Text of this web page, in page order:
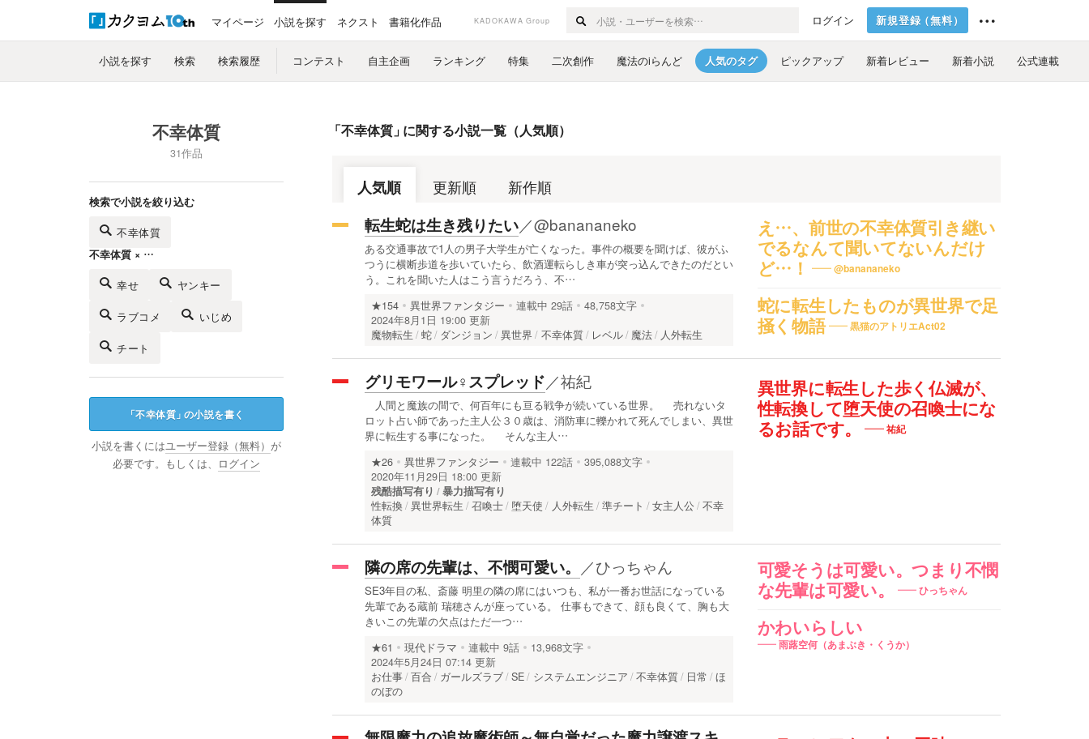
マイページ 小説を探す ネクスト 書籍化作品 KADOKAWA Group ログイン 新規登録（無料）
小説を探す 検索 検索履歴 コンテスト 自主企画 ランキング 特集 二次創作 魔法のiらんど 人気のタグ ピックアップ 新着レビュー 新着小説 公式連載
不幸体質
31作品
検索で小説を絞り込む
不幸体質
不幸体質 × …
幸せ ヤンキー
ラブコメ いじめ
チート
「不幸体質 」の小説を書く
小説を書くにはユーザー登録（無料） が
必要です。もしくは、
ログイン
「不幸体質 」に関する小説一覧（人気順）
人気順 更新順 新作順
え…、前世の不幸体質引き継い
でるなんて聞いてないんだけ
ど…！
@banananeko
蛇に転生したものが異世界で足
掻く物語
黒猫のアトリエAct02
転生蛇は生き残りたい／@banananeko
ある交通事故で1人の男子大学生が亡くなった。事件の概要を聞けば、彼がふ
つうに横断歩道を歩いていたら、飲酒運転らしき車が突っ込んできたのだとい
う。これを聞いた人はこう言うだろう、不…
★154 異世界ファンタジー 連載中 29話
48,758文字
2024年8月1日 19:00 更新
魔物転生
蛇 ダンジョン 異世界 不幸体質 レベル 魔法 人外転生
異世界に転生した歩く仏滅が、
性転換して堕天使の召喚士にな
るお話です。
祐紀
グリモワール♀スプレッド／祐紀
人間と魔族の間で、何百年にも亘る戦争が続いている世界。 売れないタ
ロット占い師であった主人公３０歳は、消防車に轢かれて死んでしまい、異世
界に転生する事になった。 そんな主人…
★26 異世界ファンタジー 連載中 122話
395,088文字
2020年11月29日 18:00 更新
残酷描写有り
暴力描写有り
性転換
異世界転生 召喚士 堕天使 人外転生 準チート 女主人公 不幸
体質
可愛そうは可愛い。つまり不憫
な先輩は可愛い。
ひっちゃん
かわいらしい
雨蕗空何（あまぶき・くうか）
隣の席の先輩は、不憫可愛い。 ／ひっちゃん
SE3年目の私、斎藤 明里の隣の席にはいつも、私が一番お世話になっている
先輩である蔵前 瑞穂さんが座っている。 仕事もできて、顔も良くて、胸も大
きいこの先輩の欠点はただ一つ…
★61 現代ドラマ 連載中 9話
13,968文字
2024年5月24日 07:14 更新
お仕事 百合 ガールズラブ SE システムエンジニア 不幸体質 日常
ほ
のぼの